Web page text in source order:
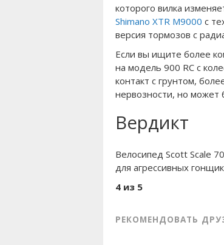
которого вилка
Shimano XTR M9000 с
версия тормозов с
Если вы ищите более
на модель 900 RC с
контакт с грунтом,
нервозности, но может
Вердикт
Велосипед Scott Scale
для агрессивных
4 из 5
РЕКОМЕНДОВАТЬ